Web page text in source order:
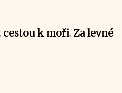
k moři. Za levné